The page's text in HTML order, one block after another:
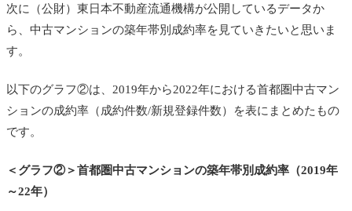
次に（公財）東日本不動産流通機構が公開しているデータか
ら、中古マンションの築年帯別成約率を見ていきたいと思いま
す。
以下のグラフ②は、2019年から2022年における首都圏中古マン
ションの成約率（成約件数/新規登録件数）を表にまとめたもの
です。
＜グラフ②＞首都圏中古マンションの築年帯別成約率（2019年
～22年）